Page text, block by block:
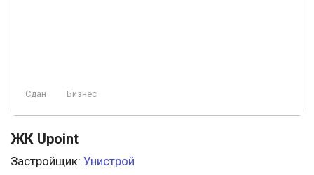
Сдан Бизнес
ЖК Upoint
Застройщик: Унистрой